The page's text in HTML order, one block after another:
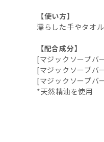
【使い方】
濡らした手やタオ
【配合成分】
[マジックソープバ
[マジックソープバ
[マジックソープバ
*天然精油を使用